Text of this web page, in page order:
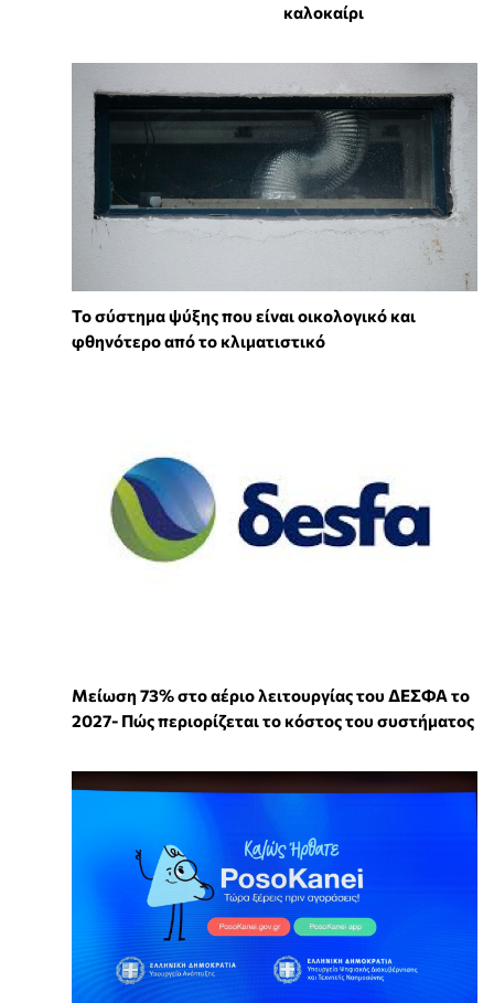
καλοκαίρι
Το σύστημα ψύξης που είναι οικολογικό και
φθηνότερο από το κλιματιστικό
Μείωση 73% στο αέριο λειτουργίας του ΔΕΣΦΑ το
2027- Πώς περιορίζεται το κόστος του συστήματος